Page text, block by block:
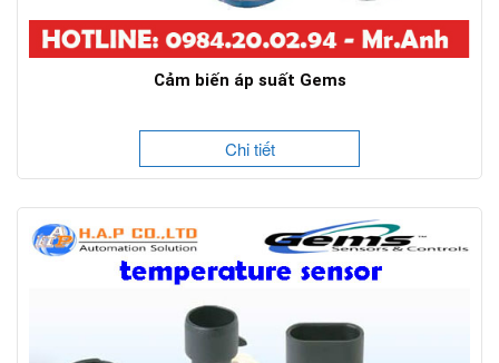
Cảm biến áp suất Gems
Chi tiết